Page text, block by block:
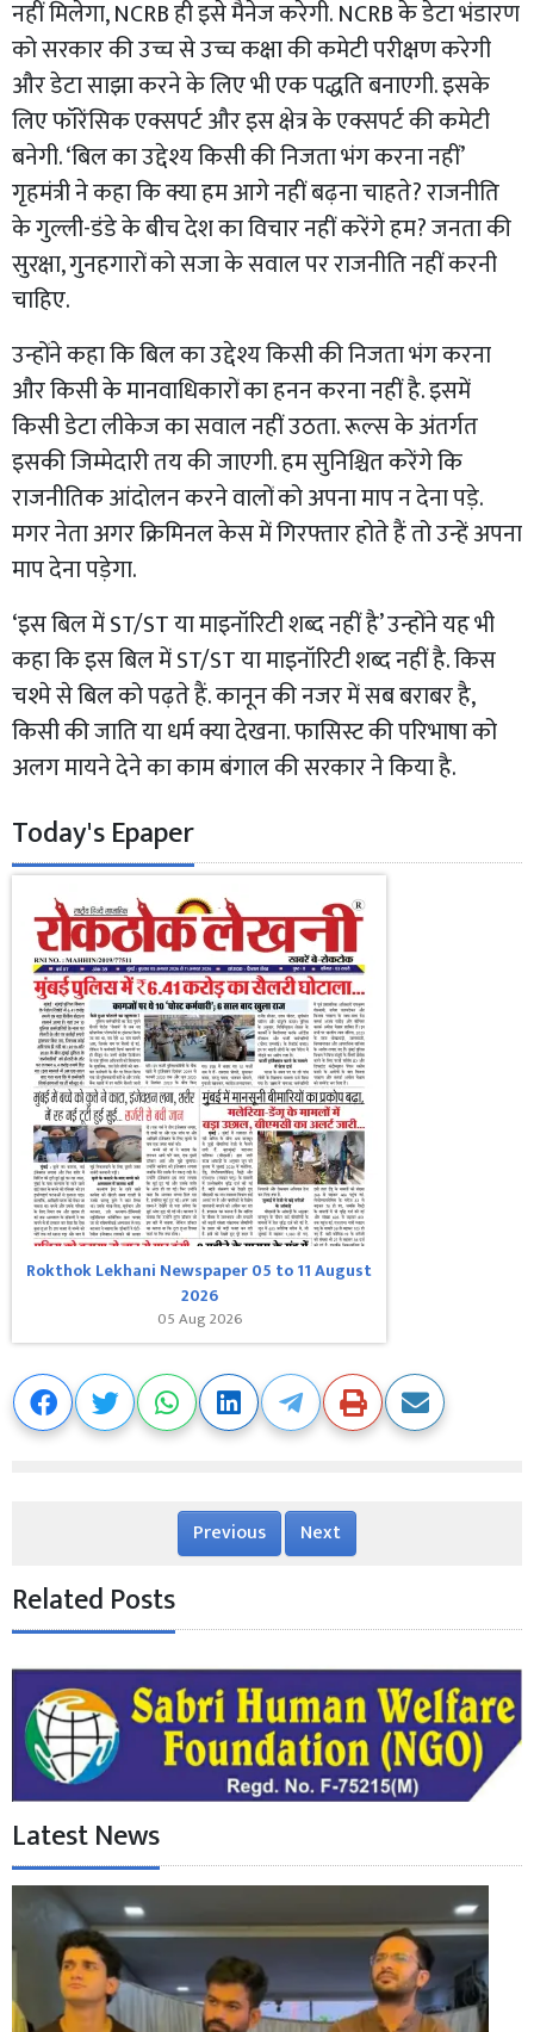
नहीं मिलेगा, NCRB ही इसे मैनेज करेगी. NCRB के डेटा भंडारण
को सरकार की उच्च से उच्च कक्षा की कमेटी परीक्षण करेगी
और डेटा साझा करने के लिए भी एक पद्धति बनाएगी. इसके
लिए फॉरेंसिक एक्सपर्ट और इस क्षेत्र के एक्सपर्ट की कमेटी
बनेगी. ‘बिल का उद्देश्य किसी की निजता भंग करना नहीं’
गृहमंत्री ने कहा कि क्या हम आगे नहीं बढ़ना चाहते? राजनीति
के गुल्ली-डंडे के बीच देश का विचार नहीं करेंगे हम? जनता की
सुरक्षा, गुनहगारों को सजा के सवाल पर राजनीति नहीं करनी
चाहिए.
उन्होंने कहा कि बिल का उद्देश्य किसी की निजता भंग करना
और किसी के मानवाधिकारों का हनन करना नहीं है. इसमें
किसी डेटा लीकेज का सवाल नहीं उठता. रूल्स के अंतर्गत
इसकी जिम्मेदारी तय की जाएगी. हम सुनिश्चित करेंगे कि
राजनीतिक आंदोलन करने वालों को अपना माप न देना पड़े.
मगर नेता अगर क्रिमिनल केस में गिरफ्तार होते हैं तो उन्हें अपना
माप देना पड़ेगा.
‘इस बिल में ST/ST या माइनॉरिटी शब्द नहीं है’ उन्होंने यह भी
कहा कि इस बिल में ST/ST या माइनॉरिटी शब्द नहीं है. किस
चश्मे से बिल को पढ़ते हैं. कानून की नजर में सब बराबर है,
किसी की जाति या धर्म क्या देखना. फासिस्ट की परिभाषा को
अलग मायने देने का काम बंगाल की सरकार ने किया है.
Today's Epaper
Rokthok Lekhani Newspaper 05 to 11 August
2026
05 Aug 2026
Previous Next
Related Posts
Latest News